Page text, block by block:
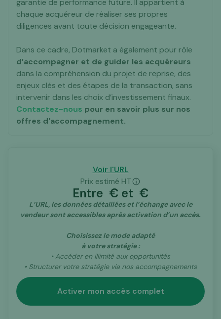
garantie de performance future. Il appartient à
chaque acquéreur de réaliser ses propres
diligences avant toute décision engageante.
Dans ce cadre, Dotmarket a également pour rôle
d’accompagner et de guider les acquéreurs
dans la compréhension du projet de reprise, des
enjeux clés et des étapes de la transaction, sans
intervenir dans les choix d’investissement finaux.
Contactez-nous pour en savoir plus sur nos
offres d'accompagnement.
Voir l'URL
Prix estimé HT
Entre € et €
L’URL, les données détaillées et l’échange avec le
vendeur sont accessibles après activation d’un accès.
Choisissez le mode adapté
à votre stratégie :
• Accéder en illimité aux opportunités
• Structurer votre stratégie via nos accompagnements
Activer mon accès complet